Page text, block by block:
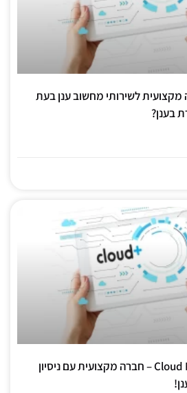
לשירותי מחשוב ענן בעת
למה חשוב לבחור ב-Cloud Plus – חברה מקצועית עם ניסיון